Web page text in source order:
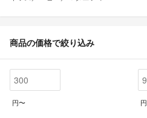
商品の価格で絞り込み
円〜 円